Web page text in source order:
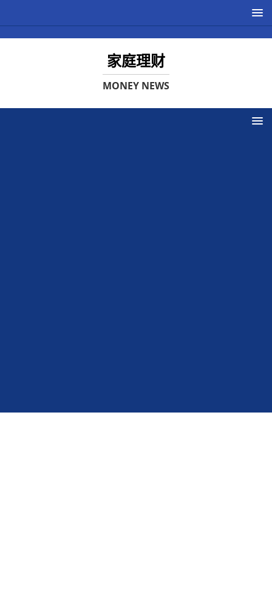
家庭理财
MONEY NEWS